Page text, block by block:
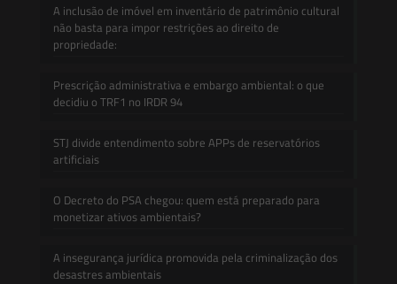
A inclusão de imóvel em inventário de patrimônio cultural
não basta para impor restrições ao direito de
propriedade:
Prescrição administrativa e embargo ambiental: o que
decidiu o TRF1 no IRDR 94
STJ divide entendimento sobre APPs de reservatórios
artificiais
O Decreto do PSA chegou: quem está preparado para
monetizar ativos ambientais?
A insegurança jurídica promovida pela criminalização dos
desastres ambientais